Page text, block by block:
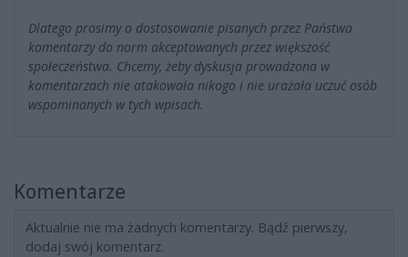
Dlatego prosimy o dostosowanie pisanych przez Państwa
komentarzy do norm akceptowanych przez większość
społeczeństwa. Chcemy, żeby dyskusja prowadzona w
komentarzach nie atakowała nikogo i nie urażała uczuć osób
wspominanych w tych wpisach.
Komentarze
Aktualnie nie ma żadnych komentarzy. Bądź pierwszy,
dodaj swój komentarz.